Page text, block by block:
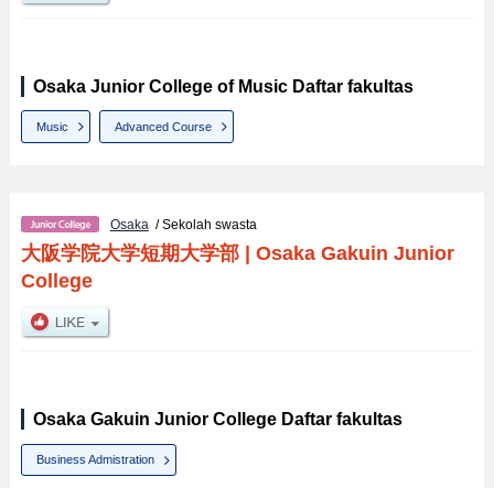
Osaka Junior College of Music Daftar fakultas
Music Advanced Course
Osaka/ Sekolah swasta
大阪学院大学短期大学部| Osaka Gakuin Junior
College
Osaka Gakuin Junior College Daftar fakultas
Business Admistration